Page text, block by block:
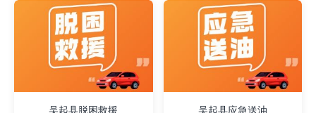
吴起县脱困救援 吴起县应急送油